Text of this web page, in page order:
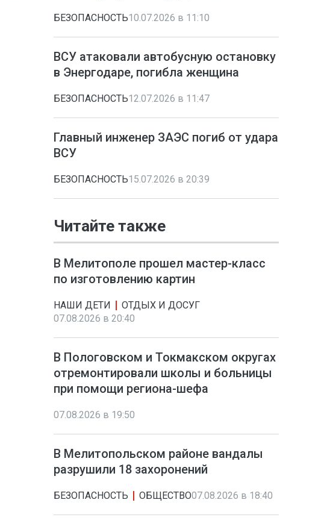
БЕЗОПАСНОСТЬ10.07.2026 в 11:10
ВСУ атаковали автобусную остановку
в Энергодаре, погибла женщина
БЕЗОПАСНОСТЬ12.07.2026 в 11:47
Главный инженер ЗАЭС погиб от удара
ВСУ
БЕЗОПАСНОСТЬ15.07.2026 в 20:39
Читайте также
В Мелитополе прошел мастер-класс
по изготовлению картин
НАШИ ДЕТИ
ОТДЫХ И ДОСУГ
07.08.2026 в 20:40
В Пологовском и Токмакском округах
отремонтировали школы и больницы
при помощи региона-шефа
07.08.2026 в 19:50
В Мелитопольском районе вандалы
разрушили 18 захоронений
БЕЗОПАСНОСТЬ ОБЩЕСТВО07.08.2026 в 18:40